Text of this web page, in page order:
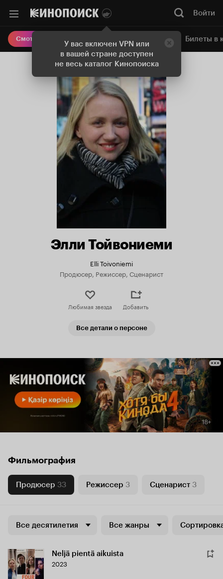
У вас включен VPN или
в вашей стране доступен
не весь каталог Кинопоиска
Войти
Смотреть кино Онлайн-кинотеатр Билеты в
Элли Тойвониеми
Elli Toivoniemi
Продюсер, Режиссер, Сценарист
Любимая звезда Добавить
Все детали о персоне
Фильмография
Продюсер 33 Режиссер 3 Сценарист 3
Все десятилетия Все жанры
Neljä pientä aikuista
2023